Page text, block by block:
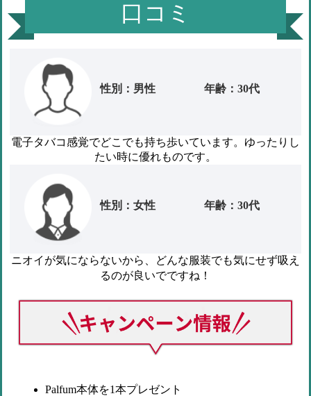
口コミ
性別：男性 年齢：30代
電子タバコ感覚でどこでも持ち歩いています。ゆったりし
たい時に優れものです。
性別：女性 年齢：30代
ニオイが気にならないから、どんな服装でも気にせず吸え
るのが良いでですね！
Palfum本体を1本プレゼント